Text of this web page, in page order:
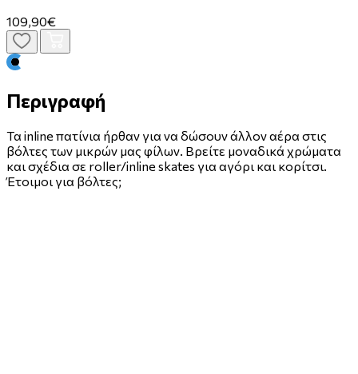
109,90€
Περιγραφή
Τα inline πατίνια ήρθαν για να δώσουν άλλον αέρα στις
βόλτες των μικρών μας φίλων. Βρείτε μοναδικά χρώματα
και σχέδια σε roller/inline skates για αγόρι και κορίτσι.
Έτοιμοι για βόλτες;